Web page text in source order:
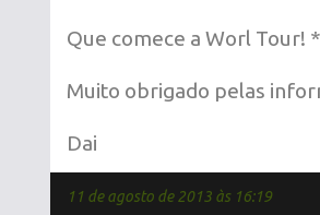
Que comece a Worl Tour!
Muito obrigado pelas
Dai
11 de agosto de 2013 às 16:19